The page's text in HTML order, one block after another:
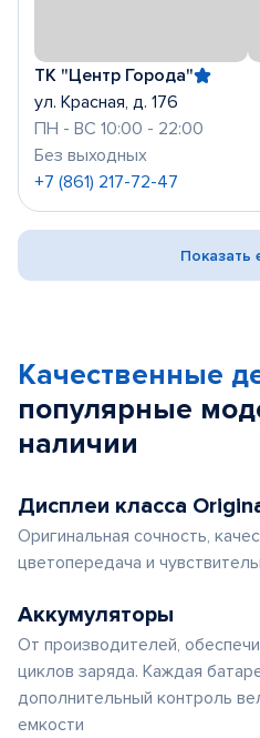
ТК "Центр Города"
ул. Красная, д. 176
ПН - ВС 10:00 - 22:00
Без выходных
+7 (861) 217-72-47
Показать
Качественные
популярные
наличии
Дисплеи класса
Оригинальная сочность,
цветопередача и
Аккумуляторы
От производителей,
циклов заряда. Каждая
дополнительный контроль
емкости